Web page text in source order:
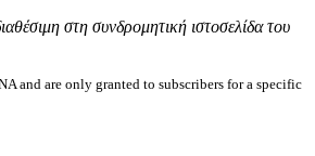
στη συνδρομητική ιστοσελίδα του
and are only granted to subscribers for a specific